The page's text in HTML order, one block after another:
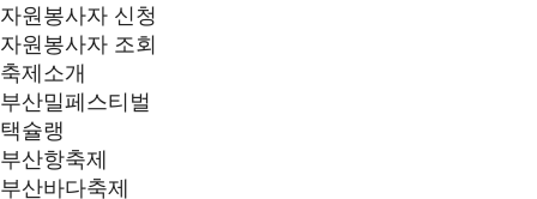
자원봉사자 신청
자원봉사자 조회
축제소개
부산밀페스티벌
택슐랭
부산항축제
부산바다축제